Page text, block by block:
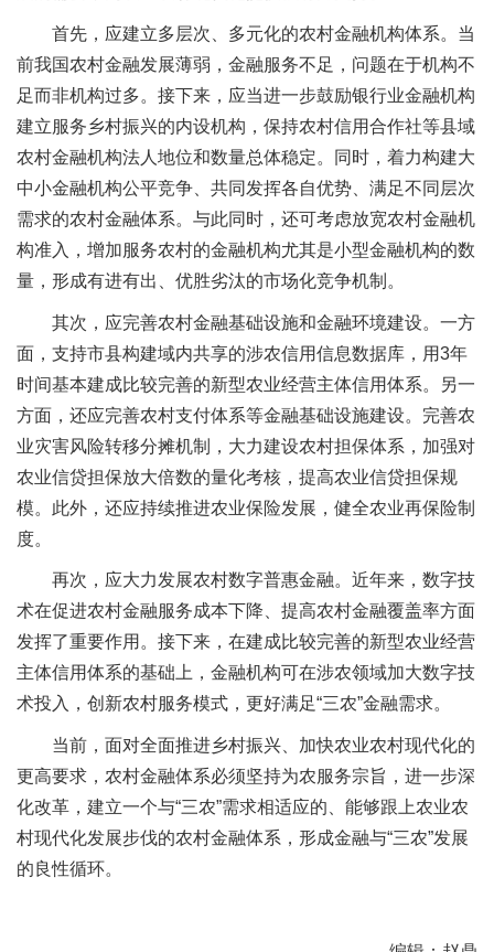
首先，应建立多层次、多元化的农村金融机构体系。当
前我国农村金融发展薄弱，金融服务不足，问题在于机构不
足而非机构过多。接下来，应当进一步鼓励银行业金融机构
建立服务乡村振兴的内设机构，保持农村信用合作社等县域
农村金融机构法人地位和数量总体稳定。同时，着力构建大
中小金融机构公平竞争、共同发挥各自优势、满足不同层次
需求的农村金融体系。与此同时，还可考虑放宽农村金融机
构准入，增加服务农村的金融机构尤其是小型金融机构的数
量，形成有进有出、优胜劣汰的市场化竞争机制。
其次，应完善农村金融基础设施和金融环境建设。一方
面，支持市县构建域内共享的涉农信用信息数据库，用3年
时间基本建成比较完善的新型农业经营主体信用体系。另一
方面，还应完善农村支付体系等金融基础设施建设。完善农
业灾害风险转移分摊机制，大力建设农村担保体系，加强对
农业信贷担保放大倍数的量化考核，提高农业信贷担保规
模。此外，还应持续推进农业保险发展，健全农业再保险制
度。
再次，应大力发展农村数字普惠金融。近年来，数字技
术在促进农村金融服务成本下降、提高农村金融覆盖率方面
发挥了重要作用。接下来，在建成比较完善的新型农业经营
主体信用体系的基础上，金融机构可在涉农领域加大数字技
术投入，创新农村服务模式，更好满足“三农”金融需求。
当前，面对全面推进乡村振兴、加快农业农村现代化的
更高要求，农村金融体系必须坚持为农服务宗旨，进一步深
化改革，建立一个与“三农”需求相适应的、能够跟上农业农
村现代化发展步伐的农村金融体系，形成金融与“三农”发展
的良性循环。